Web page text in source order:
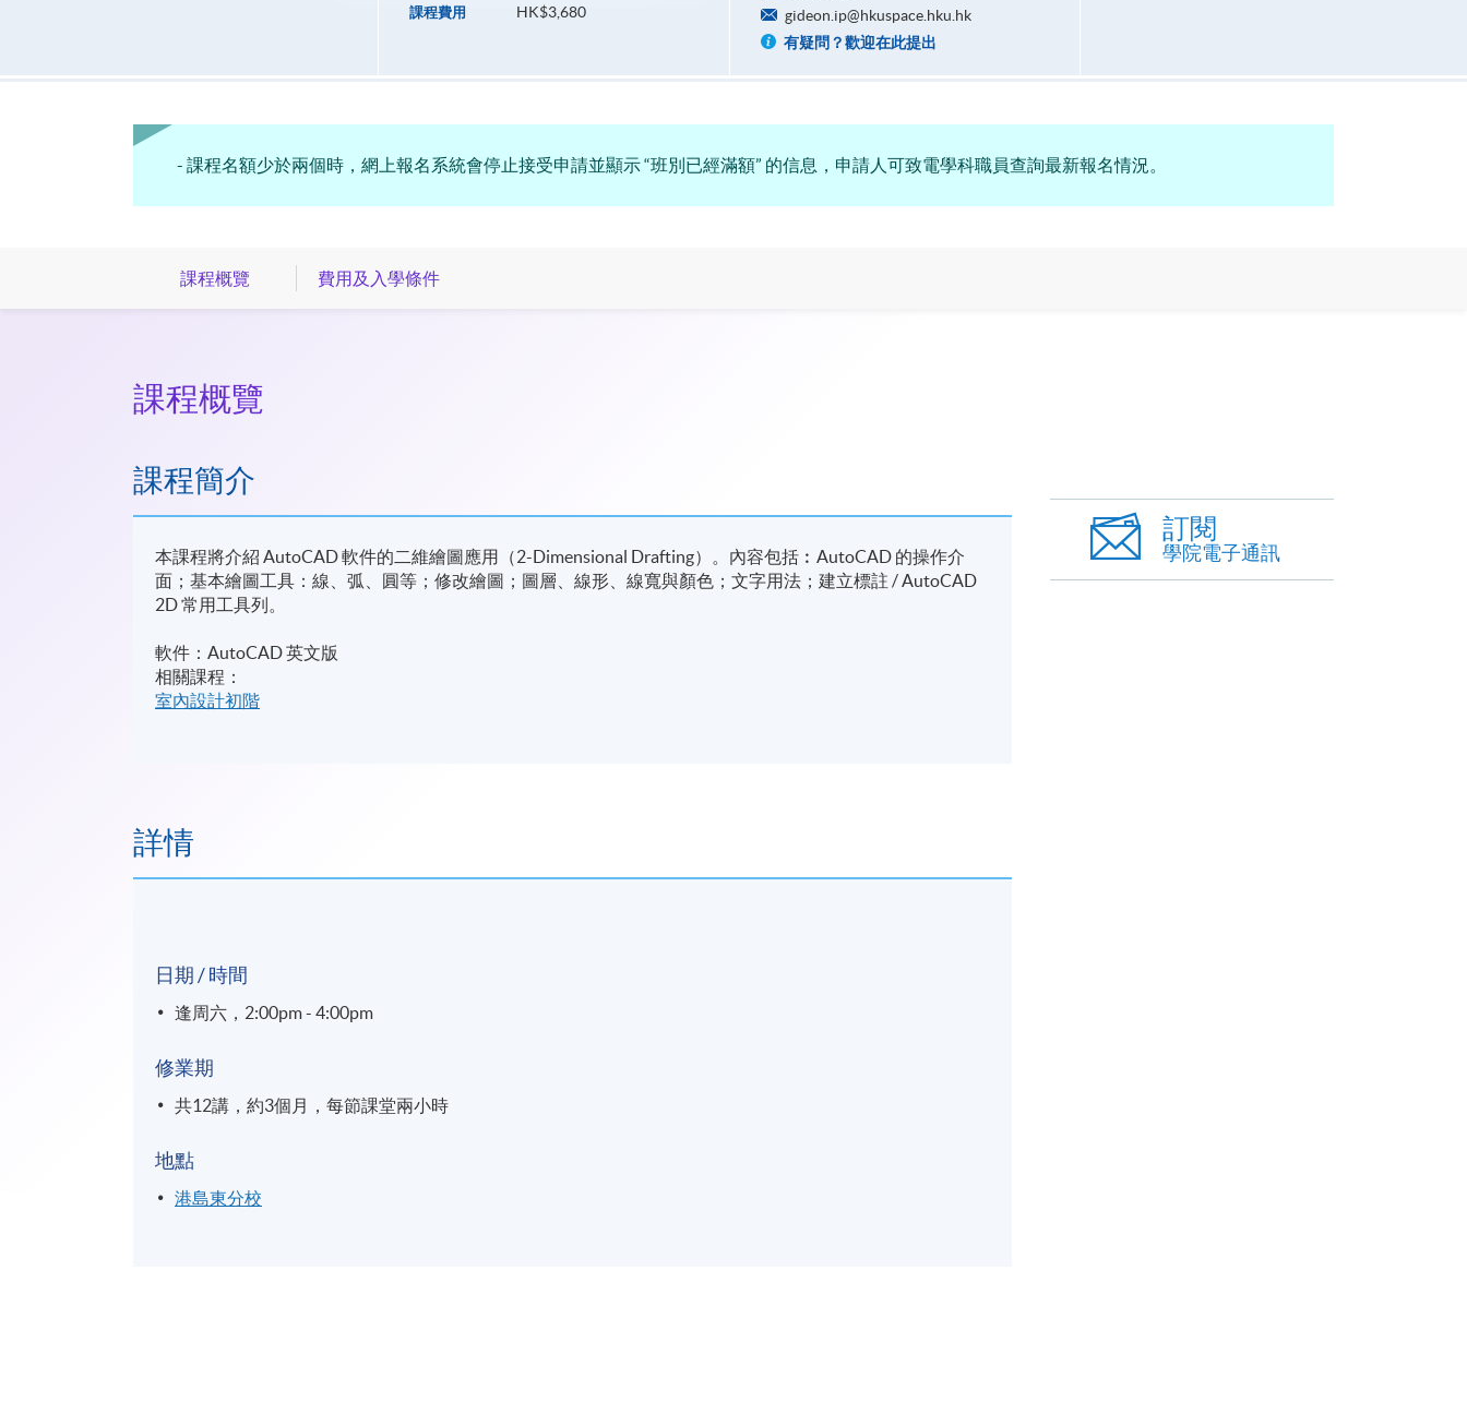
課程費用 HK$3,680
gideon.ip@hkuspace.hku.hk
有疑問？歡迎在此提出
- 課程名額少於兩個時，網上報名系統會停止接受申請並顯示 “班別已經滿額” 的信息，申請人可致電學科職員查詢最新報名情況。
課程概覽 費用及入學條件
課程概覽
課程簡介
本課程將介紹 AutoCAD 軟件的二維繪圖應用（2-Dimensional Drafting）。內容包括︰AutoCAD 的操作介
面；基本繪圖工具：線、弧、圓等；修改繪圖；圖層、線形、線寬與顏色；文字用法；建立標註 / AutoCAD
2D 常用工具列。
軟件：AutoCAD 英文版
相關課程：
室內設計初階
詳情
日期 / 時間
逢周六，2:00pm - 4:00pm
修業期
共12講，約3個月，每節課堂兩小時
地點
港島東分校
訂閱
學院電子通訊